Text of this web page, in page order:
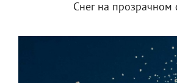
Снег на прозрачном